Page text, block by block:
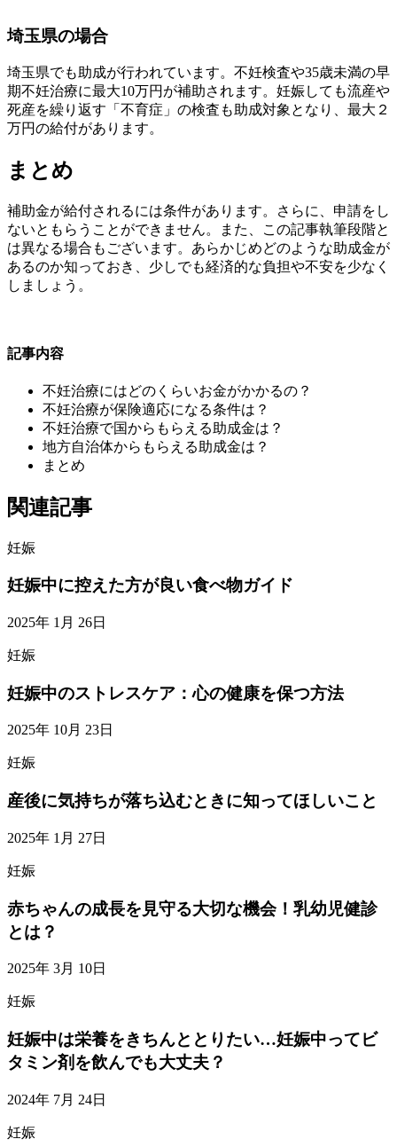
埼玉県の場合
埼玉県でも助成が行われています。不妊検査や35歳未満の早
期不妊治療に最大10万円が補助されます。妊娠しても流産や
死産を繰り返す「不育症」の検査も助成対象となり、最大２
万円の給付があります。
まとめ
補助金が給付されるには条件があります。さらに、申請をし
ないともらうことができません。また、この記事執筆段階と
は異なる場合もございます。あらかじめどのような助成金が
あるのか知っておき、少しでも経済的な負担や不安を少なく
しましょう。
記事内容
不妊治療にはどのくらいお金がかかるの？
不妊治療が保険適応になる条件は？
不妊治療で国からもらえる助成金は？
地方自治体からもらえる助成金は？
まとめ
関連記事
妊娠
妊娠中に控えた方が良い食べ物ガイド
2025年 1月 26日
妊娠
妊娠中のストレスケア：心の健康を保つ方法
2025年 10月 23日
妊娠
産後に気持ちが落ち込むときに知ってほしいこと
2025年 1月 27日
妊娠
赤ちゃんの成長を見守る大切な機会！乳幼児健診
とは？
2025年 3月 10日
妊娠
妊娠中は栄養をきちんととりたい…妊娠中ってビ
タミン剤を飲んでも大丈夫？
2024年 7月 24日
妊娠